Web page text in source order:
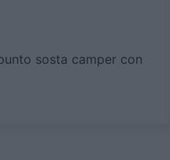
sosta camper con